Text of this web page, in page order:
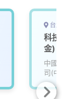
台北
科技
金)
中國信
司(中